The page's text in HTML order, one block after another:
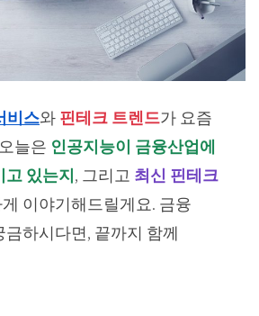
비스와 핀테크 트렌드가 요즘
늘은 인공지능이 금융산업에
고 있는지, 그리고 최신 핀테크
이야기해드릴게요. 금융
하시다면, 끝까지 함께